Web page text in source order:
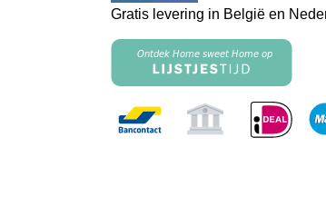
Gratis levering in België en